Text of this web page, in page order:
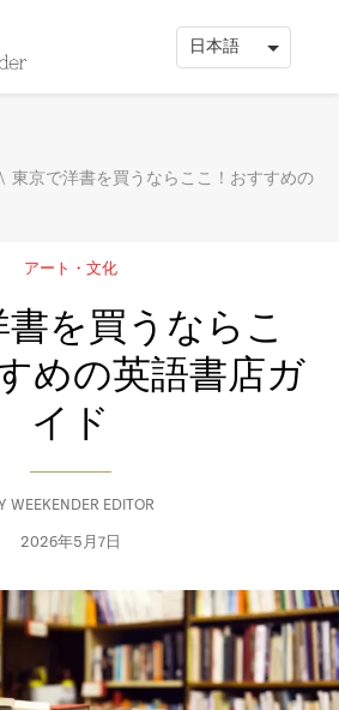
\ 東京で洋書を買うならここ！おすすめの
アート・文化
を買うならこ
めの英語書店ガ
イド
WEEKENDER EDITOR
2026年5月7日